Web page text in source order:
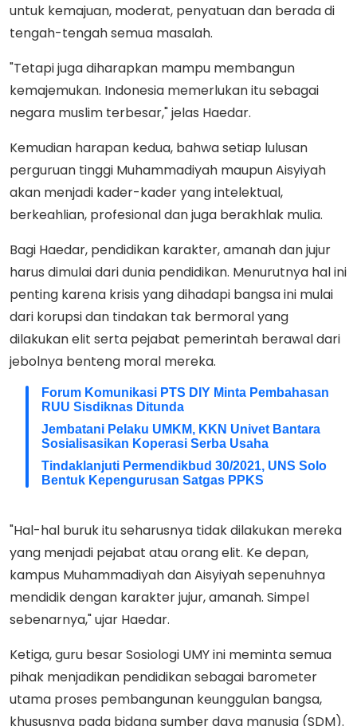
untuk kemajuan, moderat, penyatuan dan berada di
tengah-tengah semua masalah.
"Tetapi juga diharapkan mampu membangun
kemajemukan. Indonesia memerlukan itu sebagai
negara muslim terbesar," jelas Haedar.
Kemudian harapan kedua, bahwa setiap lulusan
perguruan tinggi Muhammadiyah maupun Aisyiyah
akan menjadi kader-kader yang intelektual,
berkeahlian, profesional dan juga berakhlak mulia.
Bagi Haedar, pendidikan karakter, amanah dan jujur
harus dimulai dari dunia pendidikan. Menurutnya hal ini
penting karena krisis yang dihadapi bangsa ini mulai
dari korupsi dan tindakan tak bermoral yang
dilakukan elit serta pejabat pemerintah berawal dari
jebolnya benteng moral mereka.
Forum Komunikasi PTS DIY Minta Pembahasan
RUU Sisdiknas Ditunda
Jembatani Pelaku UMKM, KKN Univet Bantara
Sosialisasikan Koperasi Serba Usaha
Tindaklanjuti Permendikbud 30/2021, UNS Solo
Bentuk Kepengurusan Satgas PPKS
"Hal-hal buruk itu seharusnya tidak dilakukan mereka
yang menjadi pejabat atau orang elit. Ke depan,
kampus Muhammadiyah dan Aisyiyah sepenuhnya
mendidik dengan karakter jujur, amanah. Simpel
sebenarnya," ujar Haedar.
Ketiga, guru besar Sosiologi UMY ini meminta semua
pihak menjadikan pendidikan sebagai barometer
utama proses pembangunan keunggulan bangsa,
khususnya pada bidang sumber daya manusia (SDM).